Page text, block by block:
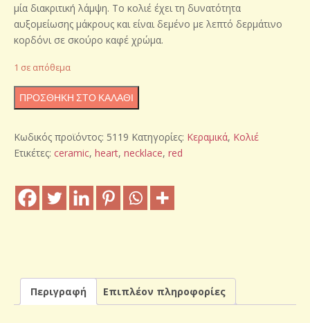
μία διακριτική λάμψη. Το κολιέ έχει τη δυνατότητα
αυξομείωσης μάκρους και είναι δεμένο με λεπτό δερμάτινο
κορδόνι σε σκούρο καφέ χρώμα.
1 σε απόθεμα
Κολιέ
"Καρδιά"
ΠΡΟΣΘΉΚΗ ΣΤΟ ΚΑΛΆΘΙ
Κωδικός προϊόντος: 5119 Κατηγορίες: Κεραμικά, Κολιέ
Ετικέτες: ceramic, heart, necklace, red
Περιγραφή Επιπλέον πληροφορίες